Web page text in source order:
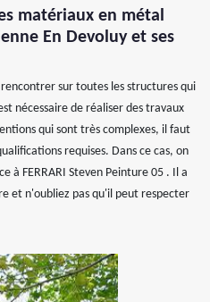
matériaux en métal
En Devoluy et ses
sur toutes les structures qui
nécessaire de réaliser des travaux
qui sont très complexes, il faut
requises. Dans ce cas, on
à FERRARI Steven Peinture 05 . Il a
et n'oubliez pas qu'il peut respecter